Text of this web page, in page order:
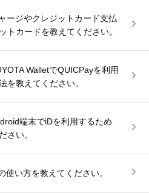
ージやクレジットカード支払
トカードを教えてください。
WalletでQUICPayを利用
を教えてください。
端末でiDを利用するため
さい。
使い方を教えてください。